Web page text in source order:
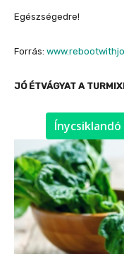
Egészségedre!
Forrás:
JÓ ÉTVÁGYAT A